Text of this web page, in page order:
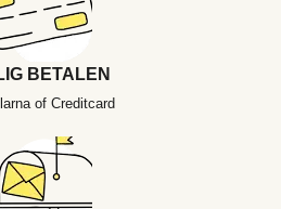
BETALEN
of Creditcard